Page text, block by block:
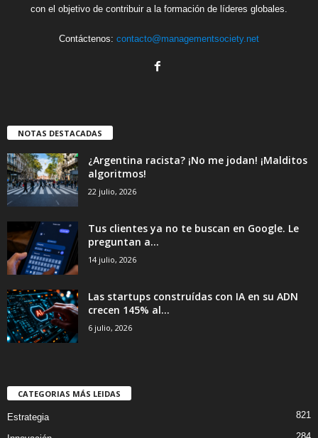
con el objetivo de contribuir a la formación de líderes globales.
Contáctenos: contacto@managementsociety.net
NOTAS DESTACADAS
¿Argentina racista? ¡No me jodan! ¡Malditos
algoritmos!
22 julio, 2026
Tus clientes ya no te buscan en Google. Le
preguntan a...
14 julio, 2026
Las startups construídas con IA en su ADN
crecen 145% al...
6 julio, 2026
CATEGORIAS MÁS LEIDAS
Estrategia 821